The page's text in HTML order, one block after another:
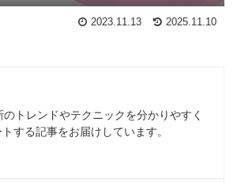
2023.11.13 2025.11.10
トレンドやテクニックを分かりやすく
する記事をお届けしています。